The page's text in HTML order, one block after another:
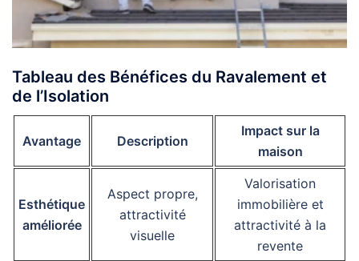
Tableau des Bénéfices du Ravalement et
de l’Isolation
Avantage Description
Impact sur la
maison
Esthétique
améliorée
Aspect propre,
attractivité
visuelle
Valorisation
immobilière et
attractivité à la
revente